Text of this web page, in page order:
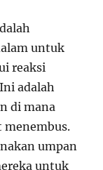
untuk
reaksi
adalah
di mana
menembus.
umpan
untuk